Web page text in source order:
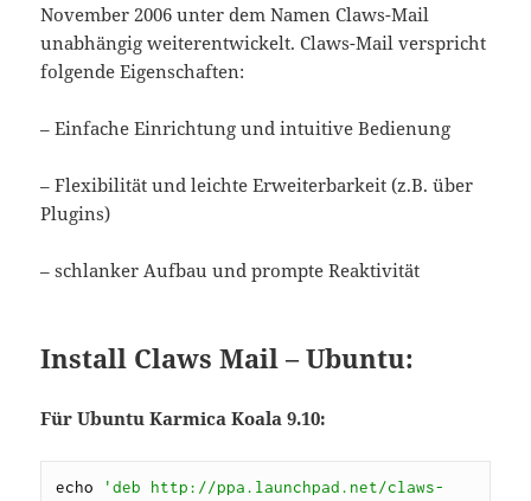
November 2006 unter dem Namen Claws-Mail
unabhängig weiterentwickelt. Claws-Mail verspricht
folgende Eigenschaften:
– Einfache Einrichtung und intuitive Bedienung
– Flexibilität und leichte Erweiterbarkeit (z.B. über
Plugins)
– schlanker Aufbau und prompte Reaktivität
Install Claws Mail – Ubuntu:
Für Ubuntu Karmica Koala 9.10:
echo
'deb http://ppa.launchpad.net/claws-